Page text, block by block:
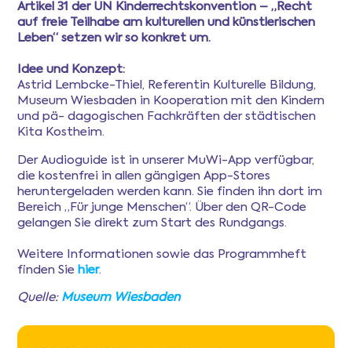
Artikel 31 der UN Kinderrechtskonvention – „Recht
auf freie Teilhabe am kul­turellen und künstlerischen
Le­ben“ setzen wir so konkret um.
Idee und Konzept:
Astrid Lembcke-Thiel, Referentin Kulturelle Bildung,
Museum Wiesbaden in Kooperation mit den Kindern
und pä- dagogischen Fachkräften der städtischen
Kita Kostheim.
Der Audioguide ist in unserer MuWi-App verfügbar,
die kostenfrei in allen gängigen App-Stores
heruntergeladen werden kann. Sie finden ihn dort im
Bereich „Für junge Menschen“. Über den QR-Code
gelangen Sie direkt zum Start des Rundgangs.
Weitere Informationen sowie das Programmheft
finden Sie hier.
Quelle: Museum Wiesbaden